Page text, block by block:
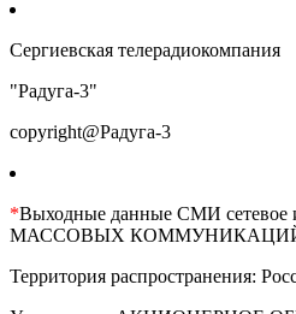
Сергиевская телерадиокомпания
"Радуга-3"
copyright@Радуга-3
*Выходные данные СМИ
МАССОВЫХ КОММУНИКАЦИЙ
Территория распространения: